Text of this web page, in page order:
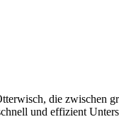
die zwischen
und effizient